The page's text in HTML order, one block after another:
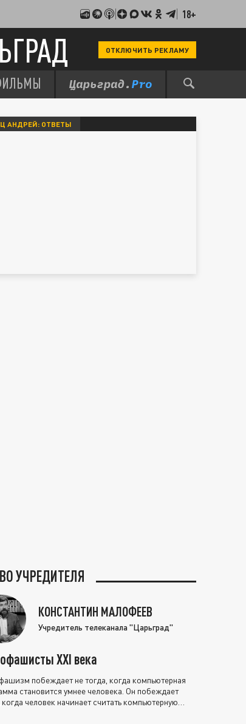
18+
ОТКЛЮЧИТЬ РЕКЛАМУ
АНДРЕЙ: ОТВЕТЫ
УЧРЕДИТЕЛЯ
КОНСТАНТИН МАЛОФЕЕВ
Учредитель телеканала "Царьград"
XXI века
побеждает не тогда, когда компьютерная
становится умнее человека. Он побеждает
когда человек начинает считать компьютерную